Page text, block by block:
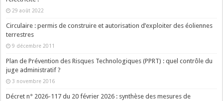
29 août 2022
Circulaire : permis de construire et autorisation d’exploiter des éoliennes
terrestres
9 décembre 2011
Plan de Prévention des Risques Technologiques (PPRT) : quel contrôle du
juge administratif ?
3 novembre 2016
Décret n° 2026-117 du 20 février 2026 : synthèse des mesures de